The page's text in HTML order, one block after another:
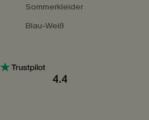
Sommerkleider
Blau-Weiß
4.4